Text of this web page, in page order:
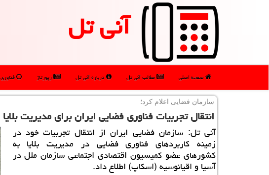
آنی تل
صفحه اصلی مطالب آنی تل درباره آنی تل رپورتاژ فناوری
سازمان فضایی اعلام كرد؛
انتقال تجربیات فناوری فضایی ایران برای مدیریت بلایا
آنی تل: سازمان فضایی ایران از انتقال تجربیات خود در
زمینه كاربردهای فناوری فضایی در مدیریت بلایا به
كشورهای عضو كمیسیون اقتصادی اجتماعی سازمان ملل در
آسیا و اقیانوسیه (اسكاپ) اطلاع داد.